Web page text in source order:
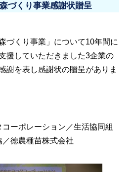
づくり事業感謝状贈呈
づくり事業」について10年間に
援していただきました3企業の
謝を表し感謝状の贈呈がありま
ーポレーション／生活協同組
徳農種苗株式会社